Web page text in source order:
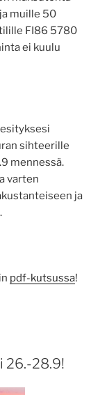
muille 50
FI86 5780
ei kuulu
sihteerille
mennessä.
varten
ja
pdf-kutsussa!
26.-28.9!